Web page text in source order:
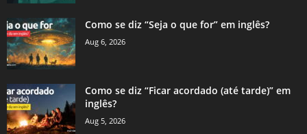
Como se diz “Seja o que for” em inglês?
Aug 6, 2026
Como se diz “Ficar acordado (até tarde)” em
inglês?
Aug 5, 2026